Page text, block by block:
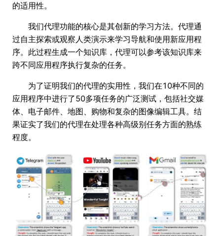
的适用性。
我们代理功能的核心是其创新的学习方法。代理通
过自主探索或观察人类演示来学习导航和使用新应用程
序。此过程生成一个知识库，代理可以参考该知识库来
跨不同应用程序执行复杂的任务。
为了证明我们的代理的实用性，我们在10种不同的
应用程序中进行了50多项任务的广泛测试，包括社交媒
体、电子邮件、地图、购物和复杂的图像编辑工具。结
果证实了我们的代理在处理各种高级别任务方面的熟练
程度。